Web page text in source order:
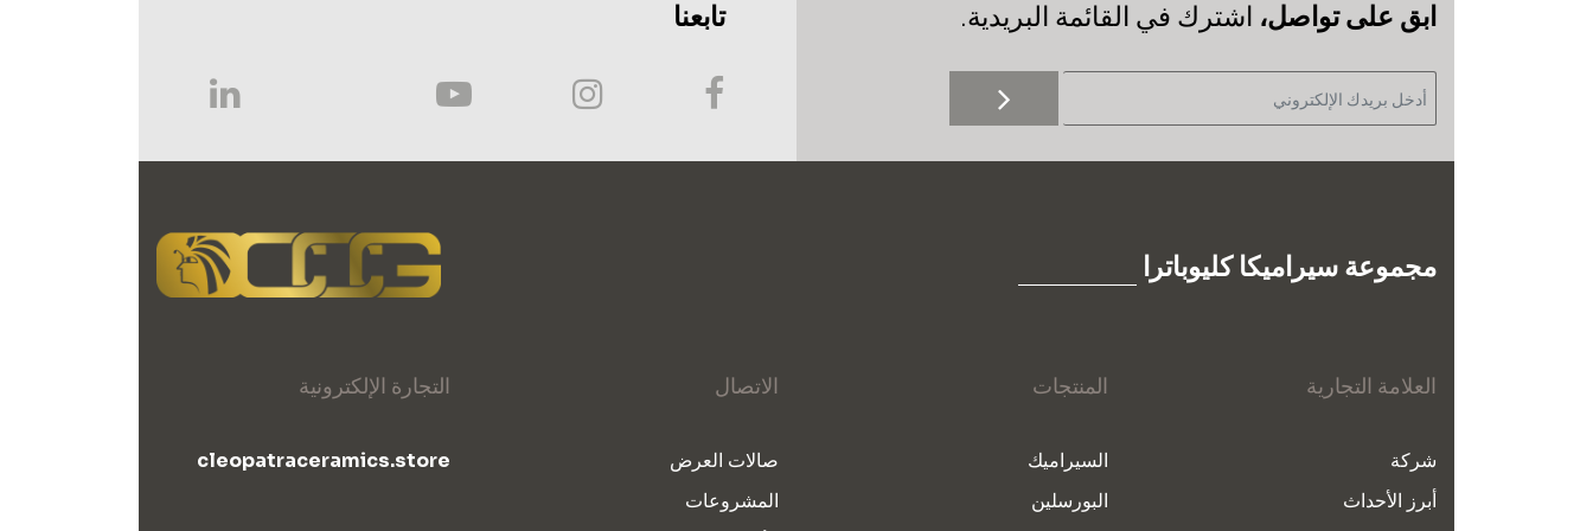
‫ابق على تواصل، اشترك في القائمة البريدية. تابعنا
مجموعة سيراميكا كليوباترا
العلامة التجارية
شركة
أبرز الأحداث
المنتجات
السيراميك
البورسلين
الاتصال
صالات العرض
المشروعات
التجارة الإلكترونية
cleopatraceramics.store